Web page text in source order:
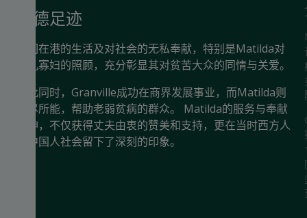
明德足迹
他们在港的生活及对社会的无私奉献，特别是Matilda对
孤儿寡妇的照顾，充分彰显其对贫苦大众的同情与关爱。
与此同时，Granville成功在商界发展事业，而Matilda则
竭尽所能，帮助老弱贫病的群众。 Matilda的服务与奉献
精神，不仅获得丈夫由衷的赞美和支持，更在当时西方人
和中国人社会留下了深刻的印象。